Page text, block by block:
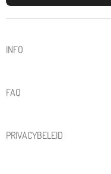
INFO
FAQ
PRIVACYBELEID